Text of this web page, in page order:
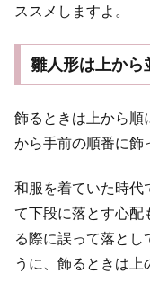
ススメしますよ。
雛人形は上から
飾るときは上から順
から手前の順番に飾
和服を着ていた時代
て下段に落とす心配
る際に誤って落とし
うに、飾るときは上